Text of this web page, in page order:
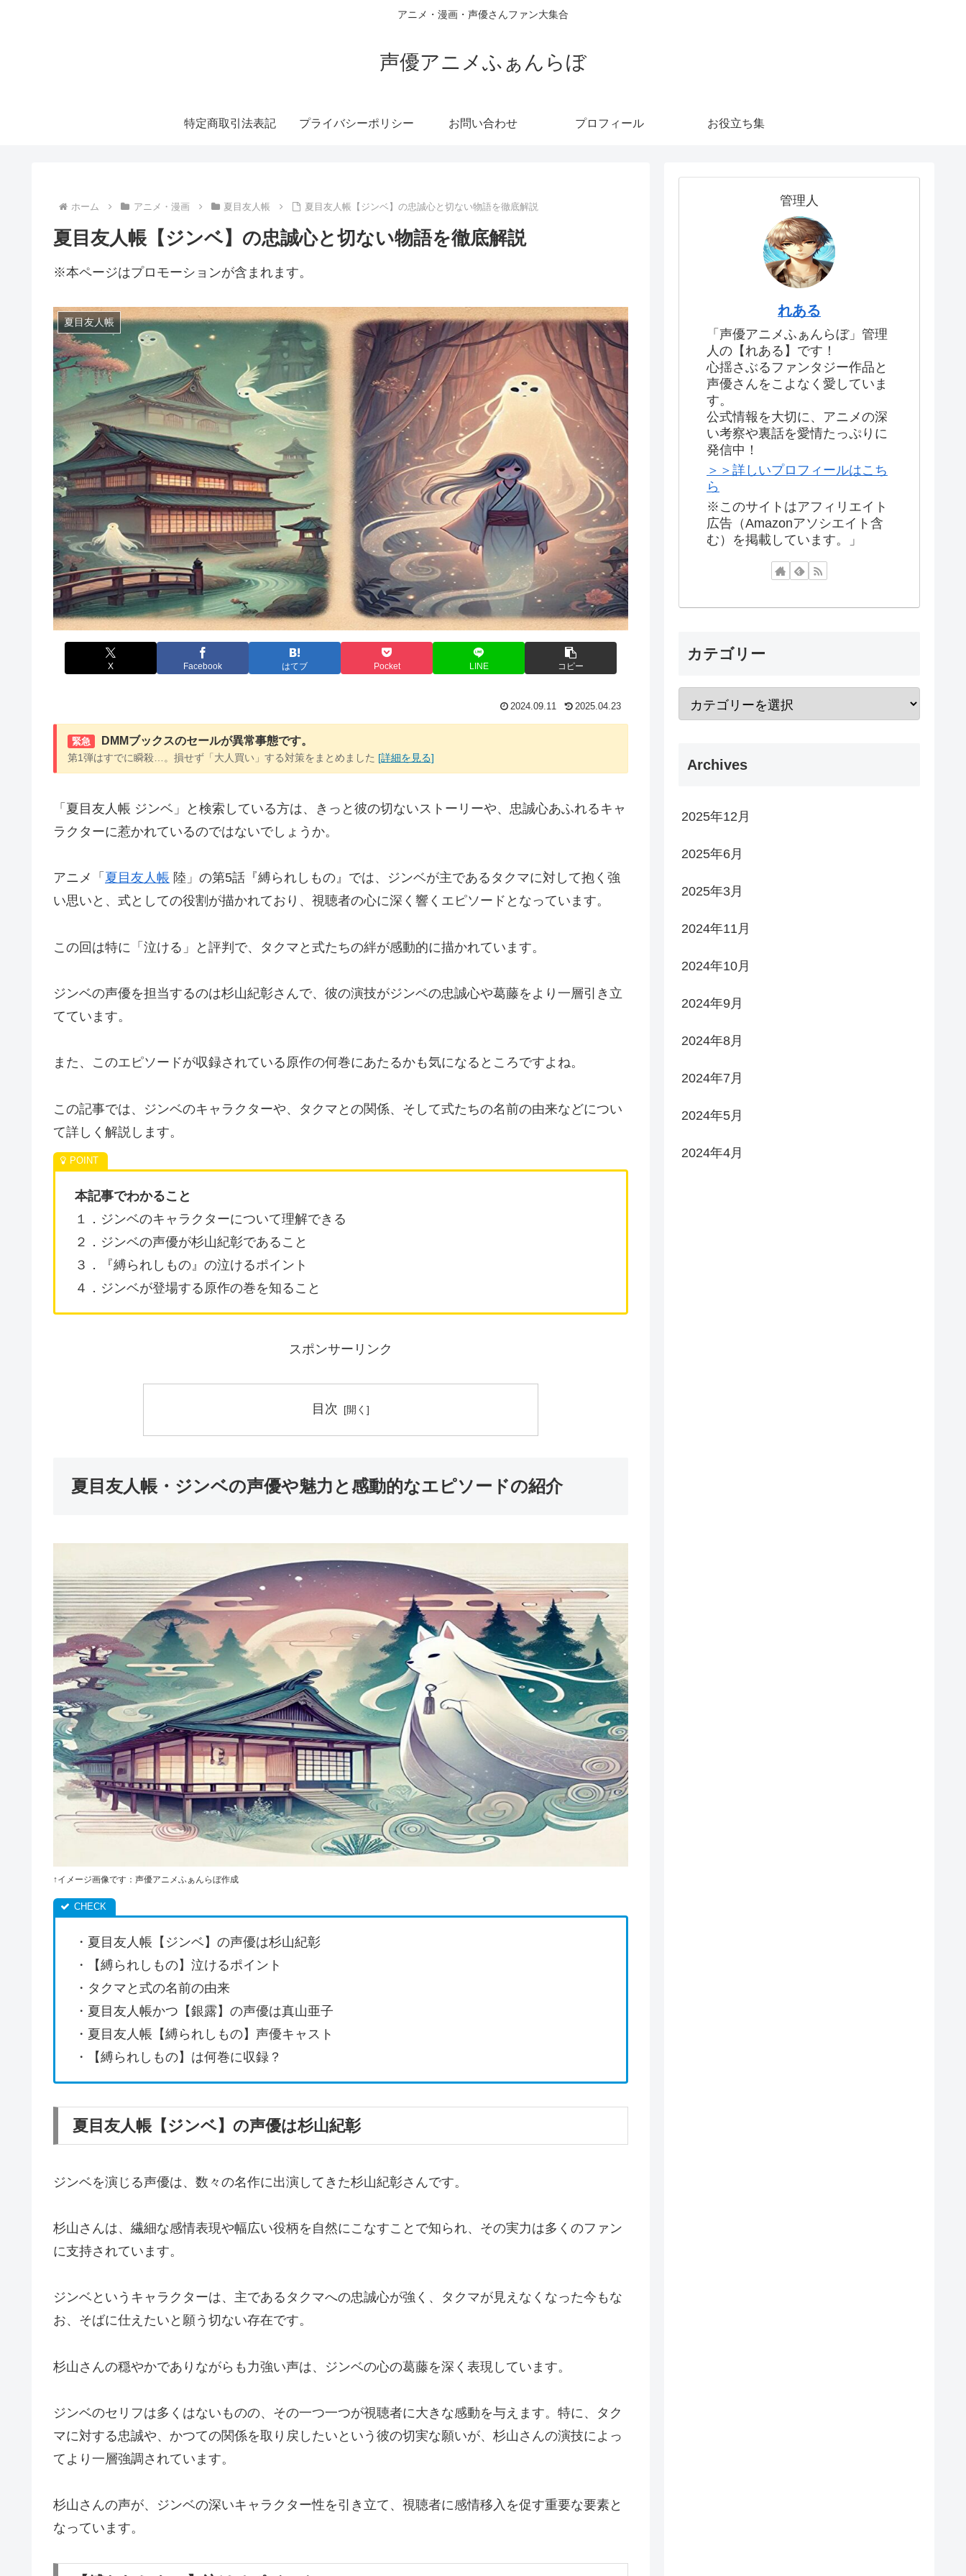
アニメ・漫画・声優さんファン大集合
声優アニメふぁんらぼ
特定商取引法表記 プライバシーポリシー お問い合わせ プロフィール お役立ち集
ホーム アニメ・漫画 夏目友人帳 夏目友人帳【ジンベ】の忠誠心と切ない物語を徹底解説
夏目友人帳【ジンベ】の忠誠心と切ない物語を徹底解説
※本ページはプロモーションが含まれます。
夏目友人帳
X Facebook はてブ Pocket LINE コピー
2024.09.11 2025.04.23
緊急 DMMブックスのセールが異常事態です。
第1弾はすでに瞬殺…。損せず「大人買い」する対策をまとめました [詳細を見る]
「夏目友人帳 ジンベ」と検索している方は、きっと彼の切ないストーリーや、忠誠心あふれるキャ
ラクターに惹かれているのではないでしょうか。
アニメ「 夏目友人帳 陸」の第5話『縛られしもの』では、ジンベが主であるタクマに対して抱く強
い思いと、式としての役割が描かれており、視聴者の心に深く響くエピソードとなっています。
この回は特に「泣ける」と評判で、タクマと式たちの絆が感動的に描かれています。
ジンベの声優を担当するのは杉山紀彰さんで、彼の演技がジンベの忠誠心や葛藤をより一層引き立
てています。
また、このエピソードが収録されている原作の何巻にあたるかも気になるところですよね。
この記事では、ジンベのキャラクターや、タクマとの関係、そして式たちの名前の由来などについ
て詳しく解説します。
本記事でわかること
１．ジンベのキャラクターについて理解できる
２．ジンベの声優が杉山紀彰であること
３．『縛られしもの』の泣けるポイント
４．ジンベが登場する原作の巻を知ること
スポンサーリンク
目次
夏目友人帳・ジンベの声優や魅力と感動的なエピソードの紹介
↑イメージ画像です：声優アニメふぁんらぼ作成
・夏目友人帳【ジンベ】の声優は杉山紀彰
・【縛られしもの】泣けるポイント
・タクマと式の名前の由来
・夏目友人帳かつ【銀露】の声優は真山亜子
・夏目友人帳【縛られしもの】声優キャスト
・【縛られしもの】は何巻に収録？
夏目友人帳【ジンベ】の声優は杉山紀彰
ジンベを演じる声優は、数々の名作に出演してきた杉山紀彰さんです。
杉山さんは、繊細な感情表現や幅広い役柄を自然にこなすことで知られ、その実力は多くのファン
に支持されています。
ジンベというキャラクターは、主であるタクマへの忠誠心が強く、タクマが見えなくなった今もな
お、そばに仕えたいと願う切ない存在です。
杉山さんの穏やかでありながらも力強い声は、ジンベの心の葛藤を深く表現しています。
ジンベのセリフは多くはないものの、その一つ一つが視聴者に大きな感動を与えます。特に、タク
マに対する忠誠や、かつての関係を取り戻したいという彼の切実な願いが、杉山さんの演技によっ
てより一層強調されています。
杉山さんの声が、ジンベの深いキャラクター性を引き立て、視聴者に感情移入を促す重要な要素と
なっています。
管理人
れある
「声優アニメふぁんらぼ」管理
人の【れある】です！
心揺さぶるファンタジー作品と
声優さんをこよなく愛していま
す。
公式情報を大切に、アニメの深
い考察や裏話を愛情たっぷりに
発信中！
＞＞詳しいプロフィールはこち
ら
※このサイトはアフィリエイト
広告（Amazonアソシエイト含
む）を掲載しています。」
カテゴリー
Archives
2025年12月
2025年6月
2025年3月
2024年11月
2024年10月
2024年9月
2024年8月
2024年7月
2024年5月
2024年4月